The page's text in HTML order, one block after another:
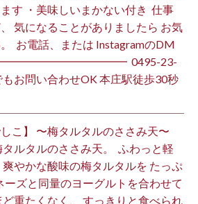
す ・美味しいまかない付き ⁡ 仕事
気になることがありましたら お気
お電話、または InstagramのDM
️0495-23-
お問い合わせOK 本庄駅徒歩30秒
こ】 〜梅タルタルのささみ天〜
ルタルのささみ天。 ⁡ ふわっと軽
爽やかな酸味の梅タルタルを たっぷ
ーズと同量のヨーグルトを合わせて
重たくなく、 すっきりと食べられ